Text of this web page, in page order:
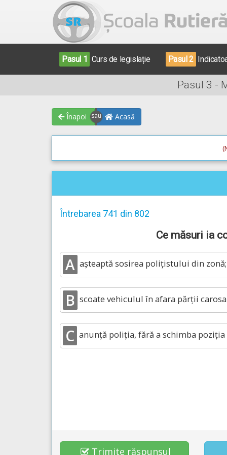
Pasul 1 Curs de legislație Pasul 2
Pasul 3 -
Înapoi Acasă
Întrebarea 741 din 802
Ce măsuri ia
A așteaptă sosirea polițistului din zonă;
B scoate vehiculul în afara părții
C anunță poliția, fără a schimba
Trimite răspunsul